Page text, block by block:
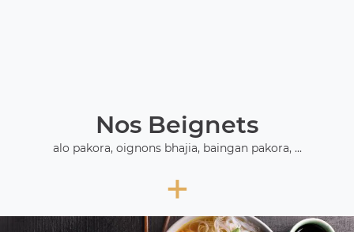
Nos Beignets
alo pakora, oignons bhajia, baingan pakora, ...
+